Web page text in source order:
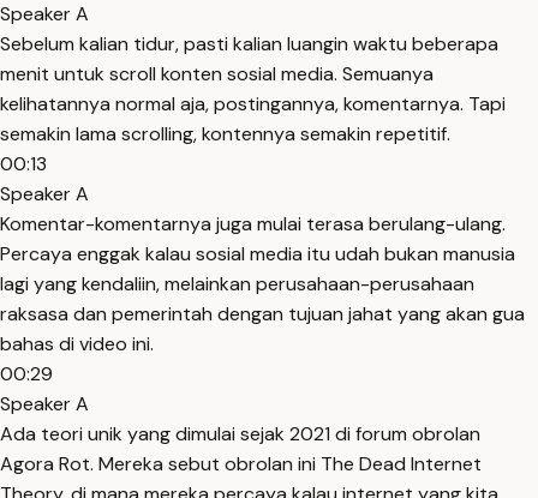
Speaker A
Sebelum kalian tidur, pasti kalian luangin waktu beberapa
menit untuk scroll konten sosial media. Semuanya
kelihatannya normal aja, postingannya, komentarnya. Tapi
semakin lama scrolling, kontennya semakin repetitif.
00:13
Speaker A
Komentar-komentarnya juga mulai terasa berulang-ulang.
Percaya enggak kalau sosial media itu udah bukan manusia
lagi yang kendaliin, melainkan perusahaan-perusahaan
raksasa dan pemerintah dengan tujuan jahat yang akan gua
bahas di video ini.
00:29
Speaker A
Ada teori unik yang dimulai sejak 2021 di forum obrolan
Agora Rot. Mereka sebut obrolan ini The Dead Internet